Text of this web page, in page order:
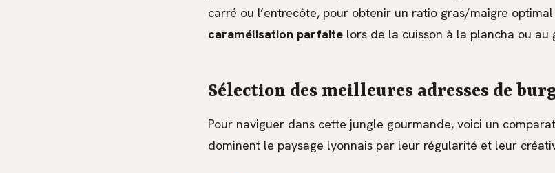
carré ou l’entrecôte, pour obtenir un ratio gras/maigre
caramélisation parfaite lors de la cuisson à la plancha ou au
Sélection des meilleures adresses de
Pour naviguer dans cette jungle gourmande, voici un
dominent le paysage lyonnais par leur régularité et leur